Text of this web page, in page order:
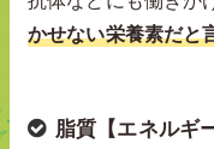
かせない栄養素だと
脂質【エネルギ